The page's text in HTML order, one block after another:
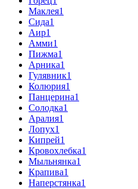
Маклея1
Сида1
Аир1
Амми1
Пижма1
Арника1
Гулявник1
Колюрия1
Панцерина1
Солодка1
Аралия1
Лопух1
Кипрей1
Кровохлебка1
Мыльнянка1
Крапива1
Наперстянка1